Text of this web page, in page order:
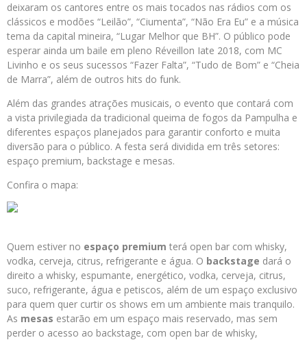
deixaram os cantores entre os mais tocados nas rádios com os
clássicos e modões “Leilão”, “Ciumenta”, “Não Era Eu” e a música
tema da capital mineira, “Lugar Melhor que BH”. O público pode
esperar ainda um baile em pleno Réveillon Iate 2018, com MC
Livinho e os seus sucessos “Fazer Falta”, “Tudo de Bom” e “Cheia
de Marra”, além de outros hits do funk.
Além das grandes atrações musicais, o evento que contará com
a vista privilegiada da tradicional queima de fogos da Pampulha e
diferentes espaços planejados para garantir conforto e muita
diversão para o público. A festa será dividida em três setores:
espaço premium, backstage e mesas.
Confira o mapa:
Quem estiver no espaço premium terá open bar com whisky,
vodka, cerveja, citrus, refrigerante e água. O backstage dará o
direito a whisky, espumante, energético, vodka, cerveja, citrus,
suco, refrigerante, água e petiscos, além de um espaço exclusivo
para quem quer curtir os shows em um ambiente mais tranquilo.
As mesas estarão em um espaço mais reservado, mas sem
perder o acesso ao backstage, com open bar de whisky,